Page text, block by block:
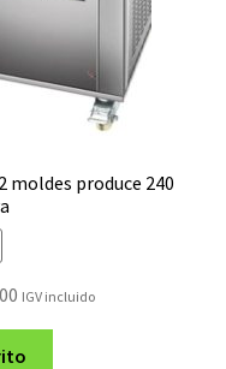
moldes produce 240
El
precio
actual
IGV incluido